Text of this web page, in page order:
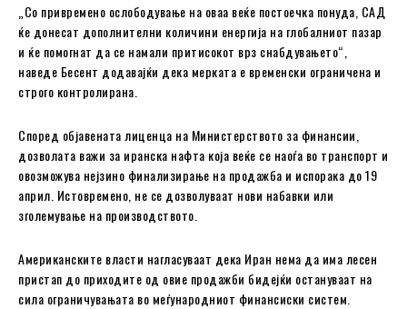
„Со привремено ослободување на оваа веќе постоечка понуда, САД
ќе донесат дополнителни количини енергија на глобалниот пазар
и ќе помогнат да се намали притисокот врз снабдувањето“,
наведе Бесент додавајќи дека мерката е временски ограничена и
строго контролирана.
Според објавената лиценца на Министерството за финансии,
дозволата важи за иранска нафта која веќе се наоѓа во транспорт и
овозможува нејзино финализирање на продажба и испорака до 19
април. Истовремено, не се дозволуваат нови набавки или
зголемување на производството.
Американските власти нагласуваат дека Иран нема да има лесен
пристап до приходите од овие продажби бидејќи остануваат на
сила ограничувањата во меѓународниот финансиски систем.